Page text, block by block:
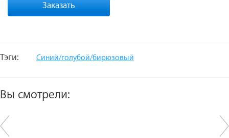
Заказать
Тэги: Синий/голубой/бирюзовый
Вы смотрели: